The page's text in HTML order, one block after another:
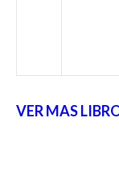
VER MAS